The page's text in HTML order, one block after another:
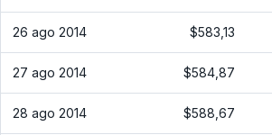
26 ago 2014 $583,13
27 ago 2014 $584,87
28 ago 2014 $588,67